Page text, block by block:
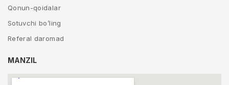
Qonun-qoidalar
Sotuvchi bo’ling
Referal daromad
MANZIL